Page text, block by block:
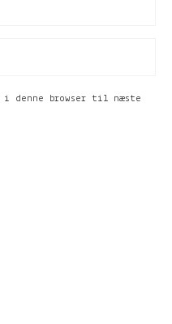
i denne browser til næste